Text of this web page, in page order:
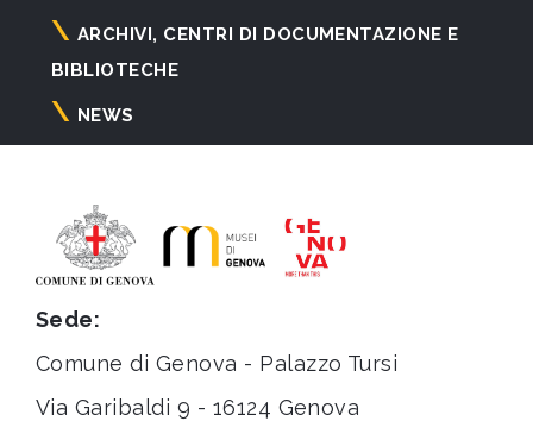
ARCHIVI, CENTRI DI DOCUMENTAZIONE E
BIBLIOTECHE
NEWS
Sede:
Comune di Genova - Palazzo Tursi
Via Garibaldi 9 - 16124 Genova